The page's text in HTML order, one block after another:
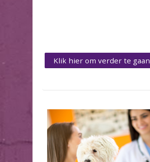
Klik hier om verder te gaan